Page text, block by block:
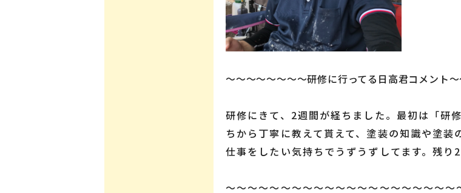
～～～～～～～～研修に行ってる日高君コメント
研修にきて、2週間が経ちました。最初は「研
ちから丁寧に教えて貰えて、塗装の知識や塗
仕事をしたい気持ちでうずうずしてます。残り
～～～～～～～～～～～～～～～～～～～～～